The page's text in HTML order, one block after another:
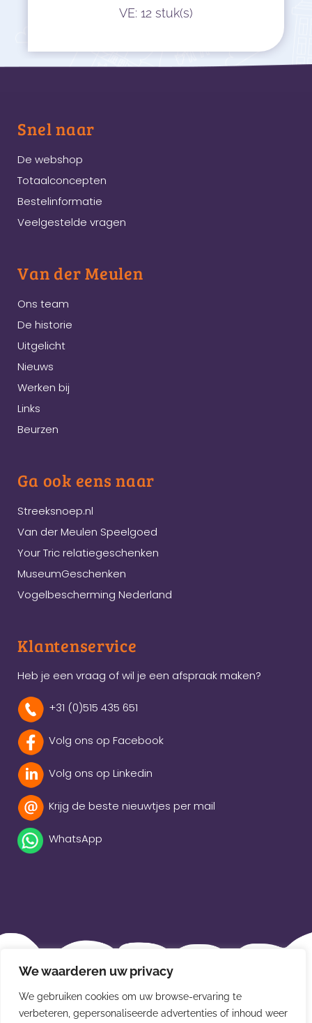
We waarderen uw privacy
We gebruiken cookies om uw browse-ervaring te
verbeteren, gepersonaliseerde advertenties of inhoud weer
VE: 12 stuk(s)
Snel naar
De webshop
Totaalconcepten
Bestelinformatie
Veelgestelde vragen
Van der Meulen
Ons team
De historie
Uitgelicht
Nieuws
Werken bij
Links
Beurzen
Ga ook eens naar
Streeksnoep.nl
Van der Meulen Speelgoed
Your Tric relatiegeschenken
MuseumGeschenken
Vogelbescherming Nederland
Klantenservice
Heb je een vraag of wil je een afspraak maken?
+31 (0)515 435 651
Volg ons op Facebook
Volg ons op Linkedin
Krijg de beste nieuwtjes per mail
WhatsApp
Beleidsverklaring
Privacybeleid
Disclaimer